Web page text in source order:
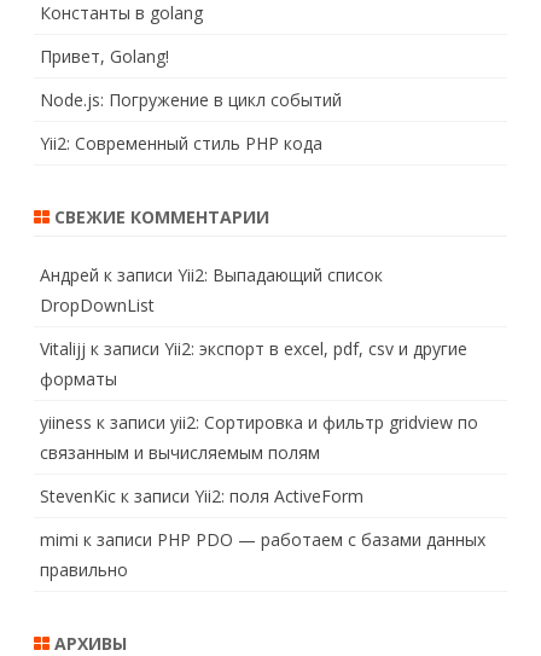
Константы в golang
Привет, Golang!
Node.js: Погружение в цикл событий
Yii2: Современный стиль PHP кода
СВЕЖИЕ КОММЕНТАРИИ
Андрей к записи Yii2: Выпадающий список
DropDownList
Vitalijj к записи Yii2: экспорт в excel, pdf, csv и другие
форматы
yiiness к записи yii2: Сортировка и фильтр gridview по
связанным и вычисляемым полям
StevenKic к записи Yii2: поля ActiveForm
mimi к записи PHP PDO — работаем с базами данных
правильно
АРХИВЫ